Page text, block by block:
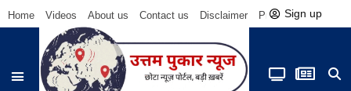
Home Videos About us Contact us Disclaimer Privacy Policy
Sign up